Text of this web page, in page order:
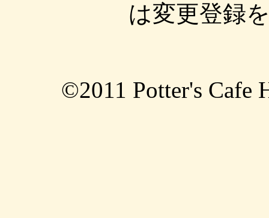
は変更登録
©2011 Potter's Cafe